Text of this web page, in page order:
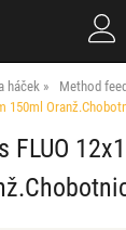
háček
Method
150ml
FLUO